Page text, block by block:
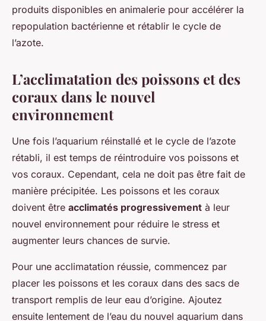
produits disponibles en animalerie pour accélérer la
repopulation bactérienne et rétablir le cycle de
l’azote.
L’acclimatation des poissons et des
coraux dans le nouvel
environnement
Une fois l’aquarium réinstallé et le cycle de l’azote
rétabli, il est temps de réintroduire vos poissons et
vos coraux. Cependant, cela ne doit pas être fait de
manière précipitée. Les poissons et les coraux
doivent être acclimatés progressivement à leur
nouvel environnement pour réduire le stress et
augmenter leurs chances de survie.
Pour une acclimatation réussie, commencez par
placer les poissons et les coraux dans des sacs de
transport remplis de leur eau d’origine. Ajoutez
ensuite lentement de l’eau du nouvel aquarium dans